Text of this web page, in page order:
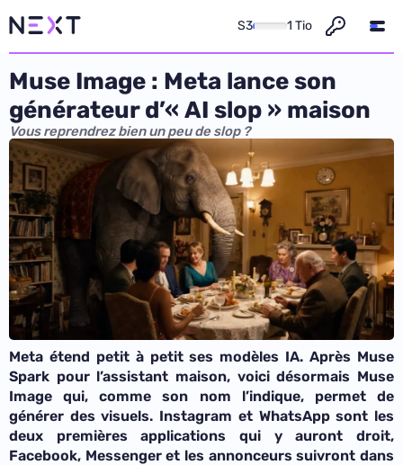
S3 1 Tio
Muse Image : Meta lance son
générateur d’« AI slop » maison
Vous reprendrez bien un peu de slop ?
Meta étend petit à petit ses modèles IA. Après Muse
Spark pour l’assistant maison, voici désormais Muse
Image qui, comme son nom l’indique, permet de
générer des visuels. Instagram et WhatsApp sont les
deux premières applications qui y auront droit,
Facebook, Messenger et les annonceurs suivront dans